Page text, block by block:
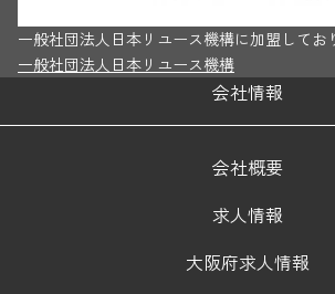
一般社団法人日本リユース機構に加盟してお
一般社団法人日本リユース機構
会社情報
会社概要
求人情報
大阪府求人情報